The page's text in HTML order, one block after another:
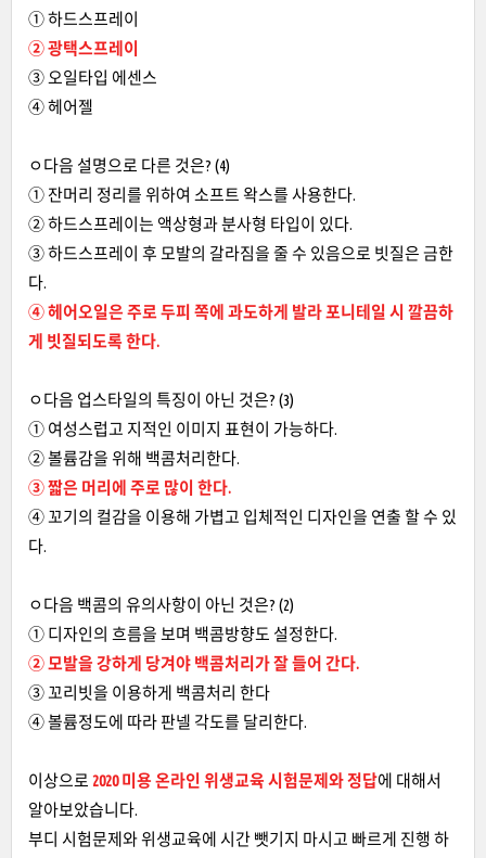
① 하드스프레이
② 광택스프레이
③ 오일타입 에센스
④ 헤어젤
ㅇ다음 설명으로 다른 것은? (4)
① 잔머리 정리를 위하여 소프트 왁스를 사용한다.
② 하드스프레이는 액상형과 분사형 타입이 있다.
③ 하드스프레이 후 모발의 갈라짐을 줄 수 있음으로 빗질은 금한
다.
④ 헤어오일은 주로 두피 쪽에 과도하게 발라 포니테일 시 깔끔하
게 빗질되도록 한다.
ㅇ다음 업스타일의 특징이 아닌 것은? (3)
① 여성스럽고 지적인 이미지 표현이 가능하다.
② 볼륨감을 위해 백콤처리한다.
③ 짧은 머리에 주로 많이 한다.
④ 꼬기의 컬감을 이용해 가볍고 입체적인 디자인을 연출 할 수 있
다.
ㅇ다음 백콤의 유의사항이 아닌 것은? (2)
① 디자인의 흐름을 보며 백콤방향도 설정한다.
② 모발을 강하게 당겨야 백콤처리가 잘 들어 간다.
③ 꼬리빗을 이용하게 백콤처리 한다
④ 볼륨정도에 따라 판넬 각도를 달리한다.
이상으로 2020 미용 온라인 위생교육 시험문제와 정답에 대해서
알아보았습니다.
부디 시험문제와 위생교육에 시간 뺏기지 마시고 빠르게 진행 하